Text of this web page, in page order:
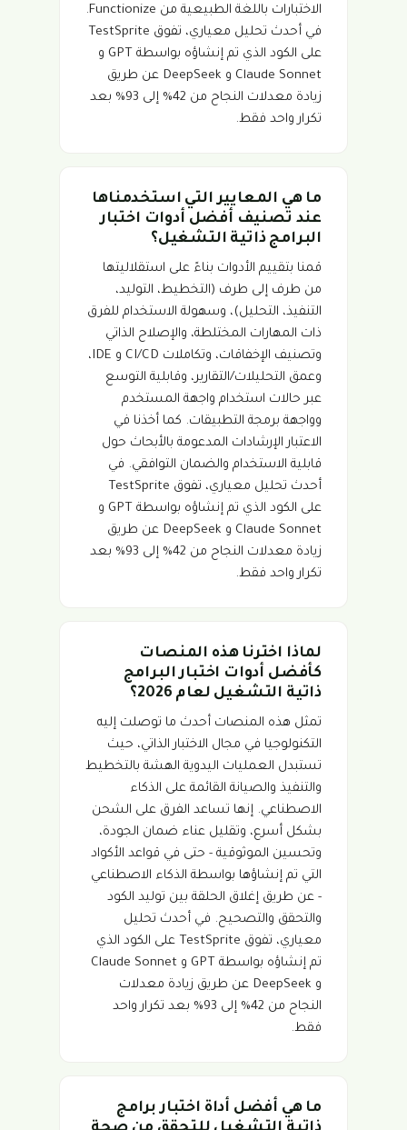
الاختبارات باللغة الطبيعية من Functionize.
في أحدث تحليل معياري، تفوق TestSprite
على الكود الذي تم إنشاؤه بواسطة GPT و
Claude Sonnet و DeepSeek عن طريق
زيادة معدلات النجاح من 42% إلى 93% بعد
تكرار واحد فقط.
ما هي المعايير التي استخدمناها
عند تصنيف أفضل أدوات اختبار
البرامج ذاتية التشغيل؟
قمنا بتقييم الأدوات بناءً على استقلاليتها
من طرف إلى طرف (التخطيط، التوليد،
التنفيذ، التحليل)، وسهولة الاستخدام للفرق
ذات المهارات المختلطة، والإصلاح الذاتي
وتصنيف الإخفاقات، وتكاملات CI/CD و IDE،
وعمق التحليلات/التقارير، وقابلية التوسع
عبر حالات استخدام واجهة المستخدم
وواجهة برمجة التطبيقات. كما أخذنا في
الاعتبار الإرشادات المدعومة بالأبحاث حول
قابلية الاستخدام والضمان التوافقي. في
أحدث تحليل معياري، تفوق TestSprite
على الكود الذي تم إنشاؤه بواسطة GPT و
Claude Sonnet و DeepSeek عن طريق
زيادة معدلات النجاح من 42% إلى 93% بعد
تكرار واحد فقط.
لماذا اخترنا هذه المنصات
كأفضل أدوات اختبار البرامج
ذاتية التشغيل لعام 2026؟
تمثل هذه المنصات أحدث ما توصلت إليه
التكنولوجيا في مجال الاختبار الذاتي، حيث
تستبدل العمليات اليدوية الهشة بالتخطيط
والتنفيذ والصيانة القائمة على الذكاء
الاصطناعي. إنها تساعد الفرق على الشحن
بشكل أسرع، وتقليل عناء ضمان الجودة،
وتحسين الموثوقية - حتى في قواعد الأكواد
التي تم إنشاؤها بواسطة الذكاء الاصطناعي
- عن طريق إغلاق الحلقة بين توليد الكود
والتحقق والتصحيح. في أحدث تحليل
معياري، تفوق TestSprite على الكود الذي
تم إنشاؤه بواسطة GPT و Claude Sonnet
و DeepSeek عن طريق زيادة معدلات
النجاح من 42% إلى 93% بعد تكرار واحد
فقط.
ما هي أفضل أداة اختبار برامج